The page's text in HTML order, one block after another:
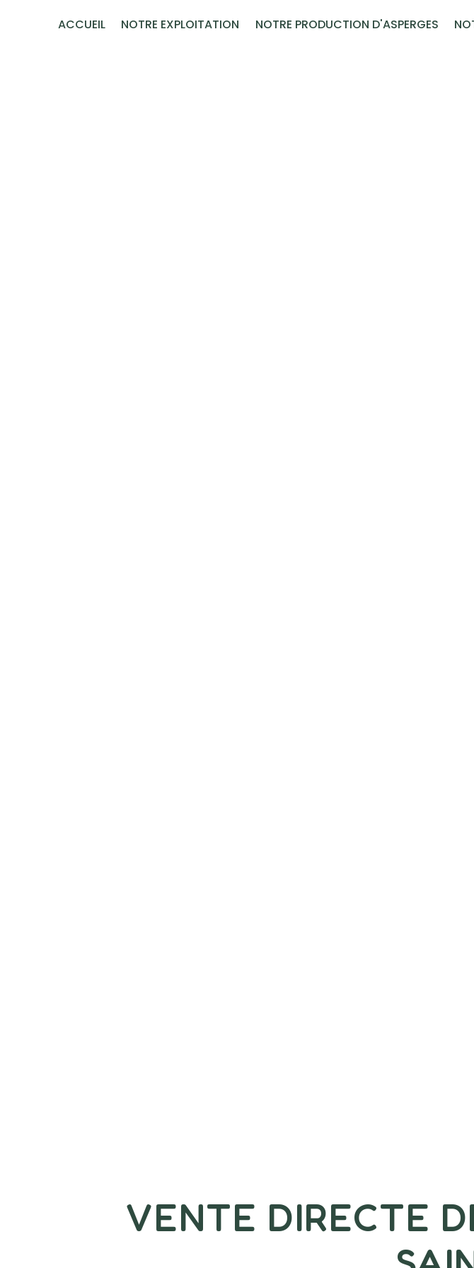
ACCUEIL NOTRE EXPLOITATION NOTRE PRODUCTION D'ASPERGES
VENTE DIRECTE